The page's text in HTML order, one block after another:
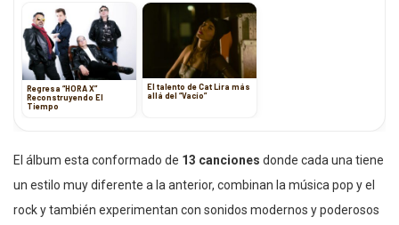
Regresa “HORA X”
Reconstruyendo El
Tiempo
El talento de Cat Lira más
allá del “Vacío”
El álbum esta conformado de 13 canciones donde cada una tiene
un estilo muy diferente a la anterior, combinan la música pop y el
rock y también experimentan con sonidos modernos y poderosos